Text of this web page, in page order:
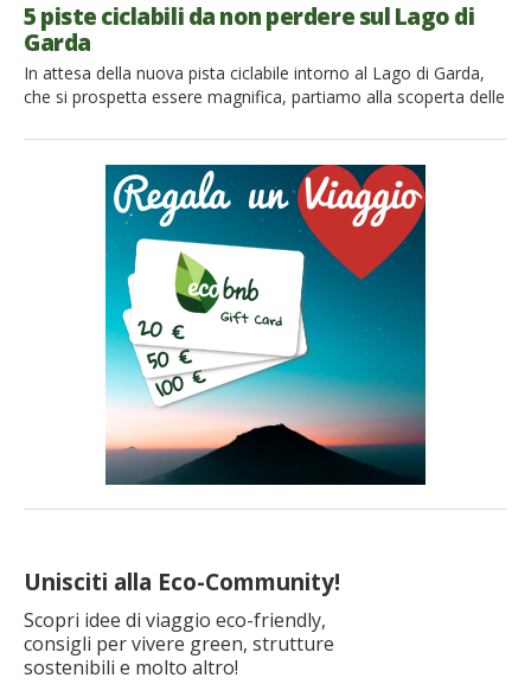
Unisciti alla Eco-Community!
Scopri idee di viaggio eco-friendly,
consigli per vivere green, strutture
sostenibili e molto altro!
5 piste ciclabili da non perdere sul Lago di
Garda
In attesa della nuova pista ciclabile intorno al Lago di Garda,
che si prospetta essere magnifica, partiamo alla scoperta delle
dell’Italia, tra Trentino, Lombardia e Veneto. Conosco bene la
parte trentina del Lago di Garda, tra le montagne, con le sue
piccole spiagge baciate dal sole che […]